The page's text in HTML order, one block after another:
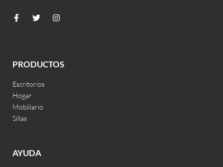
PRODUCTOS
Escritorios
Hogar
Mobiliario
Sillas
AYUDA